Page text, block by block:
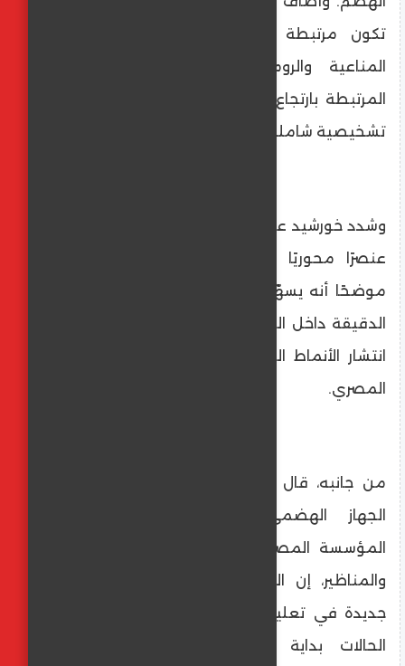
تكون مرتبطة بأجهزة أخرى مثل الأمراض
المناعية والروماتيزمية، أو أمراض القلب
المرتبطة بارتجاع المريء، وهو ما يستلزم رؤية
تشخيصية شاملة.
وشدد خورشيد على أن الذكاء الاصطناعي أصبح
عنصرًا محوريًا في التشخيص عبر المناظير،
موضحًا أنه يسهّل على الطبيب رصد التغيرات
الدقيقة داخل القناة الهضمية، خاصة في ظل
انتشار الأنماط الغذائية الدسمة في المجتمع
المصري.
من جانبه، قال الدكتور أحمد جلال، استشاري
الجهاز الهضمي والكبد وأحد مؤسسي
المؤسسة المصرية لمطوري الجهاز الهضمي
والمناظير، إن المؤتمر ركّز على صياغة رؤية
جديدة في تعليم الأطباء كيفية التعامل مع
الحالات بداية من ظهور الأعراض وحتى